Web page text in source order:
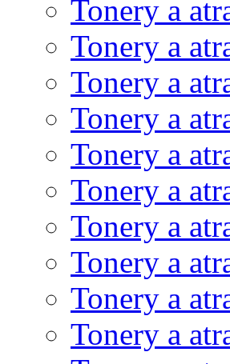
Tonery a
Tonery a
Tonery a
Tonery a
Tonery a
Tonery a
Tonery a
Tonery a
Tonery a
Tonery a